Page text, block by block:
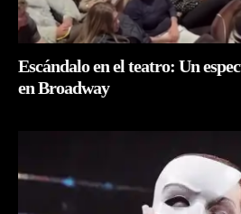
Escándalo en el teatro: Un
en Broadway